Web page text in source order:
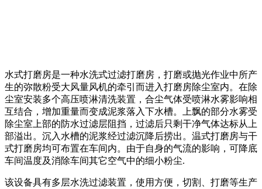
水式打磨房是一种水洗式过滤打磨房，打磨或抛光作业中所产
生的弥散粉受大风量风机的牵引而进入打磨房除尘室内。在除
尘室安装多个高压喷淋清洗装置，合尘气体受喷淋水雾影响相
互结合，增加重量而变成泥浆落入下水槽。上飘的部分水雾受
除尘室上部的防水过滤层阻挡，过滤后只剩干净气体达标从上
部溢出。沉入水槽的泥浆经过滤沉降后捞出。温式打磨房与干
式打磨房均可布置在车间内。由于自身的气流的影响，可降底
车间温度及消除车间其它空气中的细小粉尘.
该设备具有多层水洗过滤装置，使用方便，切割、打磨等生产